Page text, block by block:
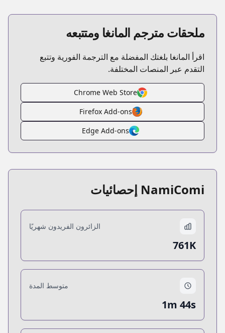
ملحقات مترجم المانغا ومتتبعه
اقرأ المانغا بلغتك المفضلة مع الترجمة الفورية وتتبع
التقدم عبر المنصات المختلفة.
Chrome Web Store
Firefox Add-ons
Edge Add-ons
NamiComi إحصائيات
الزائرون الفريدون شهريًا
761K
متوسط المدة
1m 44s